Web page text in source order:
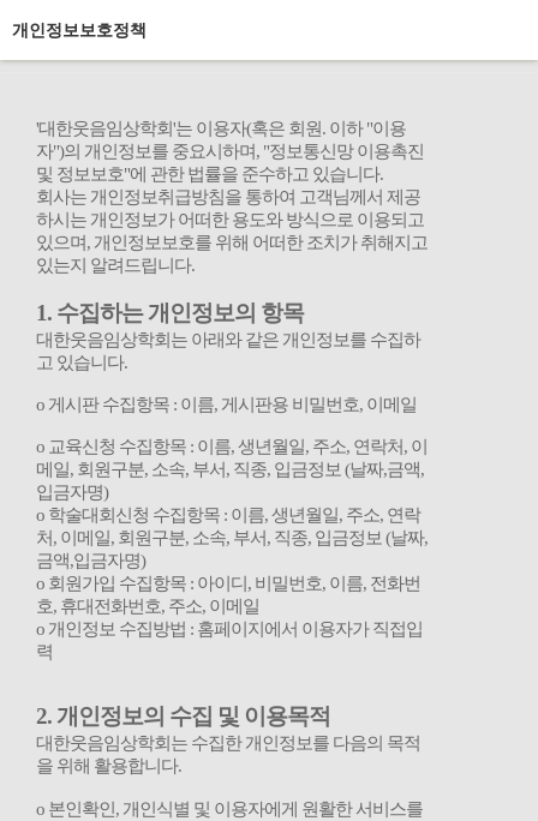
개인정보보호정책
'대한웃음임상학회'는 이용자(혹은 회원. 이하"이용
자")의 개인정보를 중요시하며, "정보통신망 이용촉진
및 정보보호"에 관한 법률을 준수하고 있습니다.
회사는 개인정보취급방침을 통하여 고객님께서 제공
하시는 개인정보가 어떠한 용도와 방식으로 이용되고
있으며, 개인정보보호를 위해 어떠한 조치가 취해지고
있는지 알려드립니다.
1. 수집하는 개인정보의 항목
대한웃음임상학회는 아래와 같은 개인정보를 수집하
고 있습니다.
ο 게시판 수집항목 : 이름, 게시판용 비밀번호, 이메일
ο 교육신청 수집항목 : 이름,생년월일, 주소, 연락처, 이
메일, 회원구분, 소속, 부서, 직종, 입금정보 (날짜,금액,
입금자명)
ο 학술대회신청 수집항목 : 이름,생년월일, 주소, 연락
처, 이메일, 회원구분, 소속, 부서, 직종, 입금정보 (날짜,
금액,입금자명)
ο 회원가입 수집항목 : 아이디 , 비밀번호, 이름, 전화번
호, 휴대전화번호, 주소, 이메일
ο 개인정보 수집방법 : 홈페이지에서 이용자가 직접입
력
2.개인정보의 수집 및 이용목적
대한웃음임상학회는 수집한 개인정보를 다음의 목적
을 위해 활용합니다.
ο 본인확인 , 개인식별 및 이용자에게 원활한 서비스를